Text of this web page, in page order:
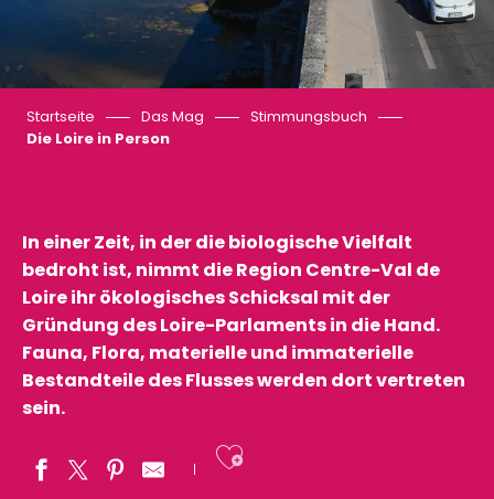
Startseite Das Mag
Stimmungsbuch
Die Loire in Person
In einer Zeit, in der die biologische Vielfalt
bedroht ist, nimmt die Region Centre-Val de
Loire ihr ökologisches Schicksal mit der
Gründung des Loire-Parlaments in die Hand.
Fauna, Flora, materielle und immaterielle
Bestandteile des Flusses werden dort vertreten
sein.
Ajouter aux